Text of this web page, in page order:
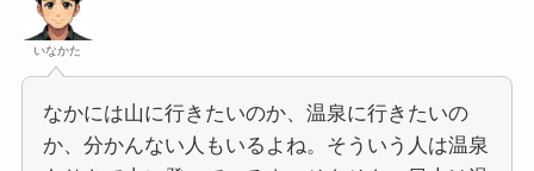
いなかた
なかには山に行きたいのか、温泉に行きたいの
か、分かんない人もいるよね。そういう人は温泉